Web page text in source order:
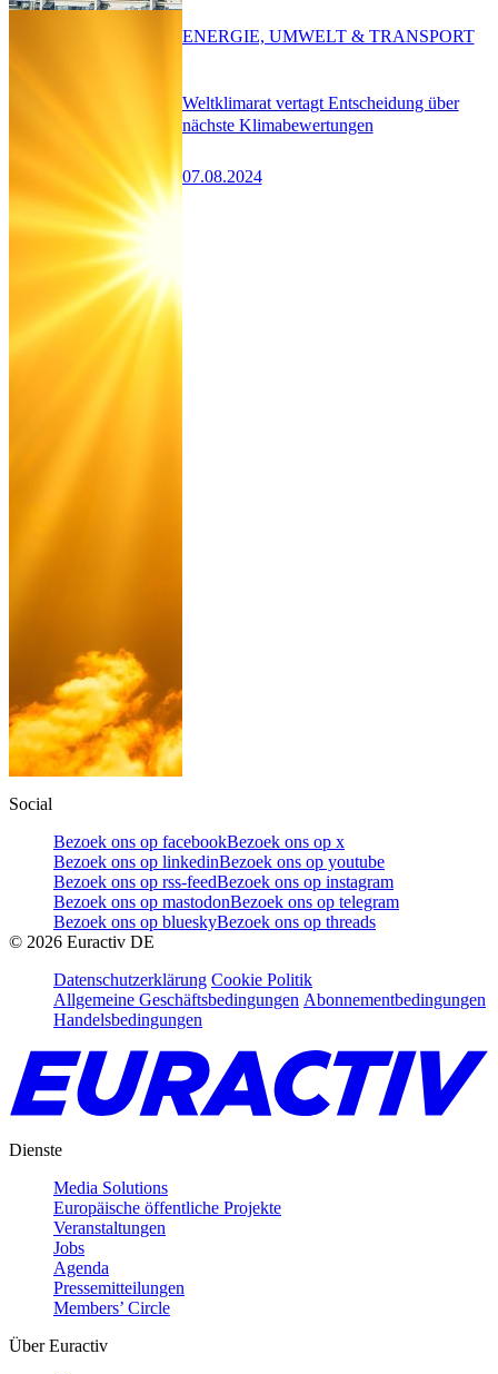
Weltklimarat vertagt Entscheidung über
nächste Klimabewertungen
07.08.2024
ENERGIE, UMWELT & TRANSPORT
Social
Bezoek ons op facebookBezoek ons op x
Bezoek ons op linkedinBezoek ons op youtube
Bezoek ons op rss-feedBezoek ons op instagram
Bezoek ons op mastodonBezoek ons op telegram
Bezoek ons op blueskyBezoek ons op threads
© 2026 Euractiv DE
Datenschutzerklärung Cookie Politik
Allgemeine Geschäftsbedingungen Abonnementbedingungen
Handelsbedingungen
Dienste
Media Solutions
Europäische öffentliche Projekte
Veranstaltungen
Jobs
Agenda
Pressemitteilungen
Members’ Circle
Über Euractiv